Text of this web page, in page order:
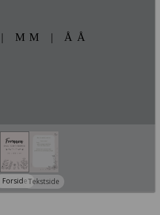
MM | ÅÅ
ForsideTekstside